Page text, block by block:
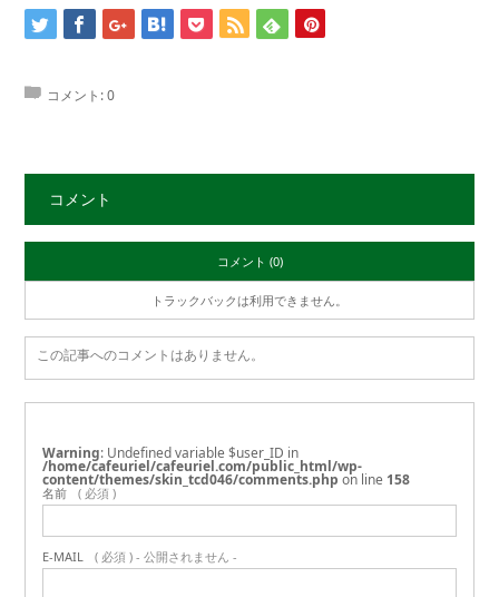
コメント:0
コメント
コメント (0)
トラックバックは利用できません。
この記事へのコメントはありません。
Warning : Undefined variable $user_ID in
/home/cafeuriel/cafeuriel.com/public_html/wp-
content/themes/skin_tcd046/comments.php on line 158
名前 ( 必須 )
E-MAIL ( 必須 ) - 公開されません -